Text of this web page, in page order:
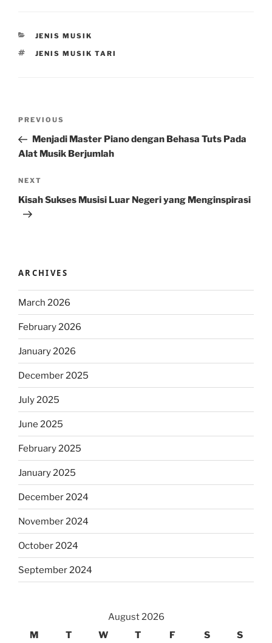
CATEGORIES
JENIS MUSIK
TAGS
JENIS MUSIK TARI
Previous
Post
PREVIOUS
Menjadi Master Piano dengan Behasa Tuts Pada
Alat Musik Berjumlah
Next
Post
NEXT
Kisah Sukses Musisi Luar Negeri yang Menginspirasi
ARCHIVES
March 2026
February 2026
January 2026
December 2025
July 2025
June 2025
February 2025
January 2025
December 2024
November 2024
October 2024
September 2024
August 2026
M
T W T F S S